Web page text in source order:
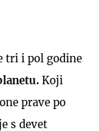
tri i pol godine
Koji
prave po
s devet